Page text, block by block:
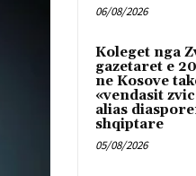
06/08/2026
Koleget nga
gazetaret e
ne Kosove
«vendasit
alias
shqiptare
05/08/2026